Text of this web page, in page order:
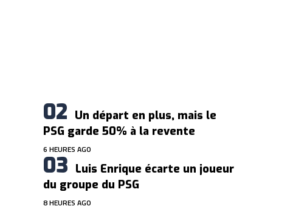
Un départ en plus, mais le
PSG garde 50% à la revente
6 HEURES AGO
Luis Enrique écarte un joueur
du groupe du PSG
8 HEURES AGO